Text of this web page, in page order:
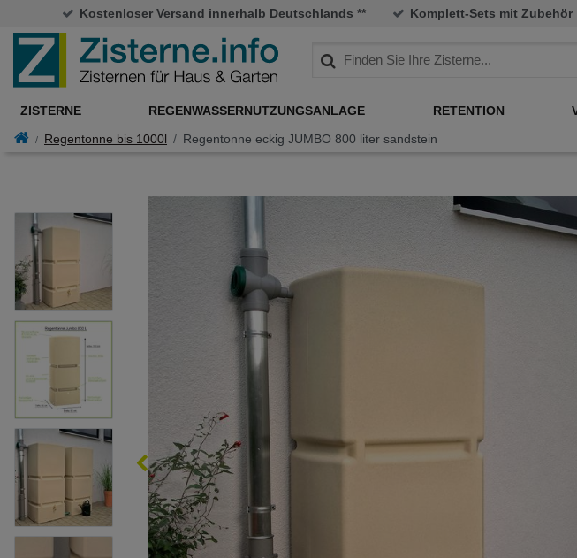
Kostenloser Versand innerhalb Deutschlands ** Komplett-Sets mit Zubehör
ZISTERNE REGENWASSERNUTZUNGSANLAGE RETENTION
Regentonne bis 1000l Regentonne eckig JUMBO 800 liter sandstein